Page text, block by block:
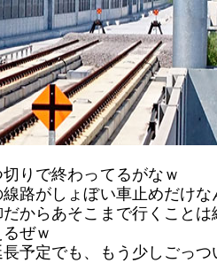
りで終わってるがなｗ
路がしょぼい車止めだけな
だからあそこまで行くこと
ぜｗ
予定でも、もう少しごっ